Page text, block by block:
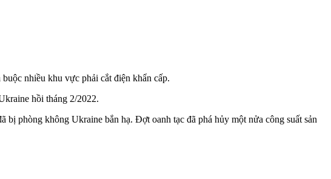
nhiều khu vực phải cắt điện khẩn cấp.
hồi tháng 2/2022.
phòng không Ukraine bắn hạ. Đợt oanh tạc đã phá hủy một nửa công suất sản